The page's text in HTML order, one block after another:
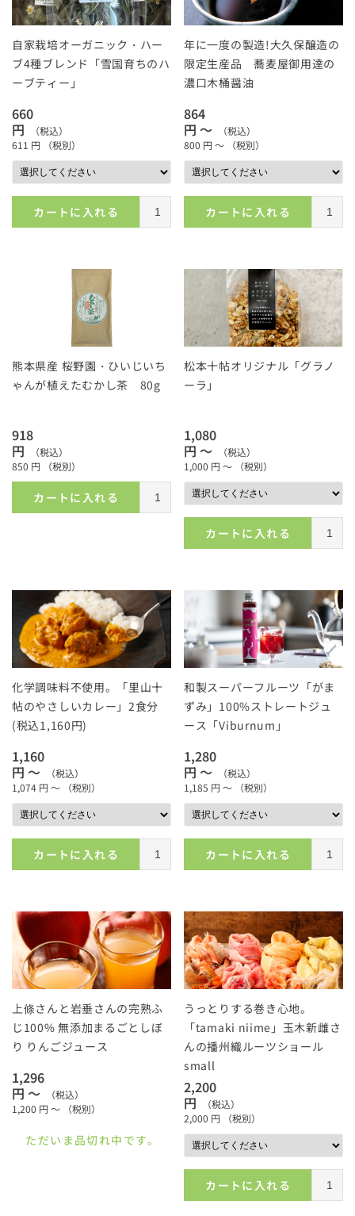
自家栽培オーガニック・ハー
ブ4種ブレンド「雪国育ちのハ
ーブティー」
660
円
（税込）
611 円 （税別）
カートに入れる
年に一度の製造!大久保醸造の
限定生産品 蕎麦屋御用達の
濃口木桶醤油
864
円 ～
（税込）
800 円 ～ （税別）
カートに入れる
熊本県産 桜野園・ひいじいち
ゃんが植えたむかし茶 80g
918
円
（税込）
850 円 （税別）
カートに入れる
松本十帖オリジナル「グラノ
ーラ」
1,080
円 ～
（税込）
1,000 円 ～ （税別）
カートに入れる
化学調味料不使用。「里山十
帖のやさしいカレー」2食分
(税込1,160円)
1,160
円 ～
（税込）
1,074 円 ～ （税別）
カートに入れる
和製スーパーフルーツ「がま
ずみ」100%ストレートジュ
ース「Viburnum」
1,280
円 ～
（税込）
1,185 円 ～ （税別）
カートに入れる
上條さんと岩垂さんの完熟ふ
じ100% 無添加まるごとしぼ
り りんごジュース
1,296
円 ～
（税込）
1,200 円 ～ （税別）
ただいま品切れ中です。
うっとりする巻き心地。
「tamaki niime」玉木新雌さ
んの播州織ルーツショール
small
2,200
円
（税込）
2,000 円 （税別）
カートに入れる